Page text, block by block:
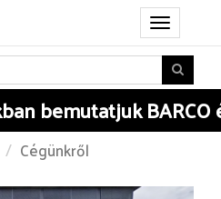
Toggle
navigation
bemutatjuk BARCO
Cégünkről